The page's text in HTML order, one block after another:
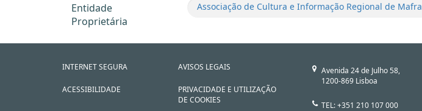
Entidade
Proprietária
Associação de Cultura e Informação Regional de Mafra
INTERNET SEGURA
ACESSIBILIDADE
AVISOS LEGAIS
PRIVACIDADE E UTILIZAÇÃO
DE COOKIES
Avenida 24 de Julho 58,
1200-869 Lisboa
TEL: +351 210 107 000